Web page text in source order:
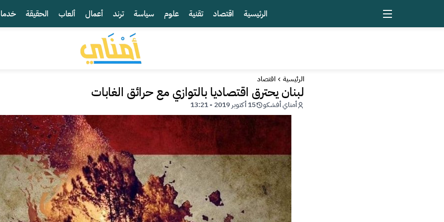
الرئيسية اقتصاد تقنية علوم سياسة ترند أعمال ألعاب الحقيقة
الرئيسية اقتصاد
لبنان يحترق اقتصاديا بالتوازي مع حرائق الغابات
أمناي أفشكو 15 أكتوبر 2019 - 13:21